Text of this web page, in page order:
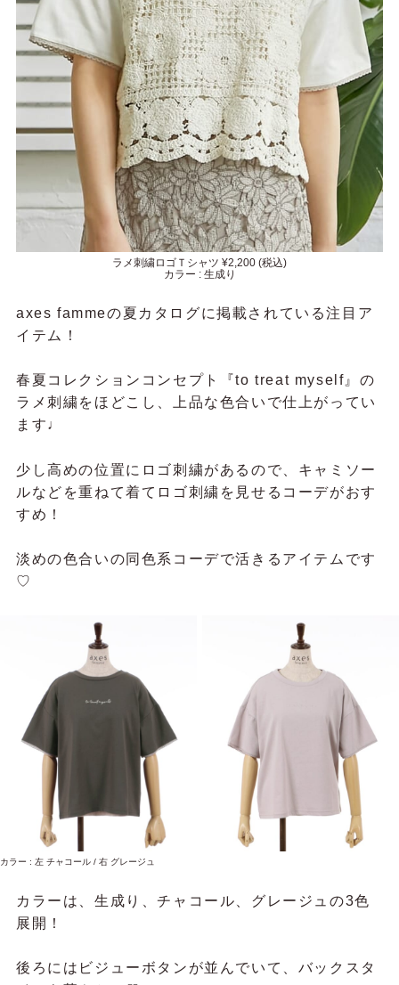
ラメ刺繍ロゴＴシャツ ¥2,200 (税込)
カラー : 生成り
axes fammeの夏カタログに掲載されている注目ア
イテム！
春夏コレクションコンセプト『to treat myself』の
ラメ刺繍をほどこし、上品な色合いで仕上がってい
ます♩
少し高めの位置にロゴ刺繍があるので、キャミソー
ルなどを重ねて着てロゴ刺繍を見せるコーデがおす
すめ！
淡めの色合いの同色系コーデで活きるアイテムです
♡
カラー : 左 チャコール / 右 グレージュ
カラーは、生成り、チャコール、グレージュの3色
展開！
後ろにはビジューボタンが並んでいて、バックスタ